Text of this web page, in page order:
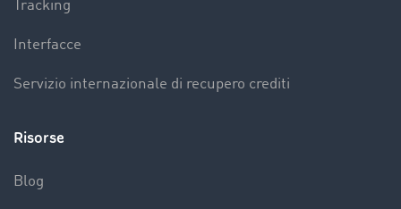
Tracking
Interfacce
Servizio internazionale di recupero crediti
Risorse
Blog